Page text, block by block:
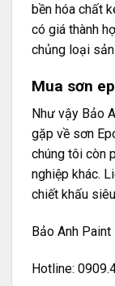
bền hóa chất
có giá thành
chủng loại
Mua sơn
Như vậy Bảo
gặp về sơn
chúng tôi còn
nghiệp khác.
chiết khấu
Bảo Anh Paint
Hotline: